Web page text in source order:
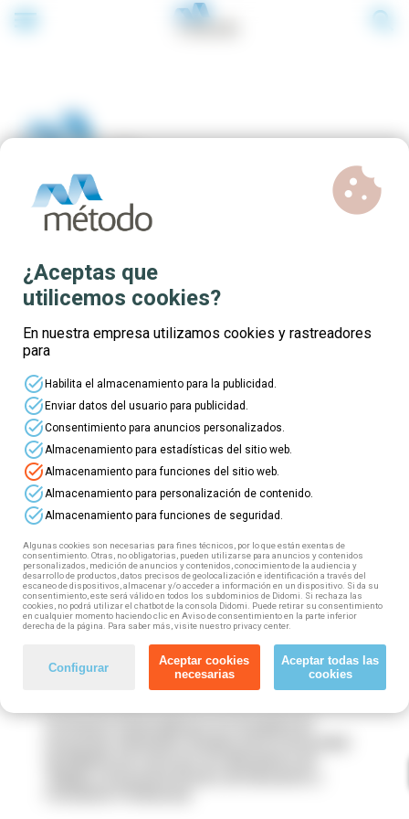
menu search
Comunidad de Madrid 2022
⭐ ¡Múltiples cursos onlinete esperan en la
Comunidad de Madrid! ⭐
¿Quieres formartetotalmente gratis
✅ Con total flexibilidad horaria
✅ Con tutor a tu disposición
✅ Obtendrás un diploma
Echa un vistazo a la formación disponible para
personas trabajadoras y demandantes de
empleoen la Comunidad de Madrid.
Elige el curso que más te interesa y rellena el
realizar tu preinscripción.
¡Te esperamos!
¿Aceptas que
utilicemos cookies?
cookie
En nuestra empresa utilizamos cookies y rastreadores
para
task_alt Habilita el almacenamiento para la publicidad.
task_alt Enviar datos del usuario para publicidad.
task_altConsentimiento para anuncios personalizados.
task_altAlmacenamiento para estadísticas del sitio web.
task_altAlmacenamiento para funciones del sitio web.
task_altAlmacenamiento para personalización de contenido.
task_altAlmacenamiento para funciones de seguridad.
Algunas cookies son necesarias para fines técnicos, por lo que están exentas de
consentimiento. Otras, no obligatorias, pueden utilizarse para anuncios y contenidos
personalizados, medición de anuncios y contenidos, conocimiento de la audiencia y
desarrollo de productos, datos precisos de geolocalización e identificación a través del
escaneo de dispositivos, almacenar y/o acceder a información en un dispositivo. Si da su
consentimiento, este será válido en todos los subdominios de Didomi. Si rechaza las
cookies, no podrá utilizar el chatbot de la consola Didomi. Puede retirar su consentimiento
en cualquier momento haciendo clic en Aviso de consentimiento en la parte inferior
derecha de la página. Para saber más, visite nuestro privacy center.
Configurar
Aceptar cookies
necesarias
Aceptar todas las
cookies